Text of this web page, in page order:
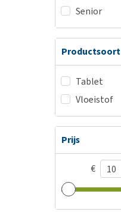
Senior
Productsoort
Tablet
Vloeistof
Prijs
€